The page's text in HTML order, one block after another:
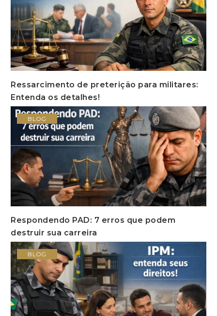
Ressarcimento de preterição para militares:
Entenda os detalhes!
BLOG
Respondendo PAD: 7 erros que podem
destruir sua carreira
BLOG